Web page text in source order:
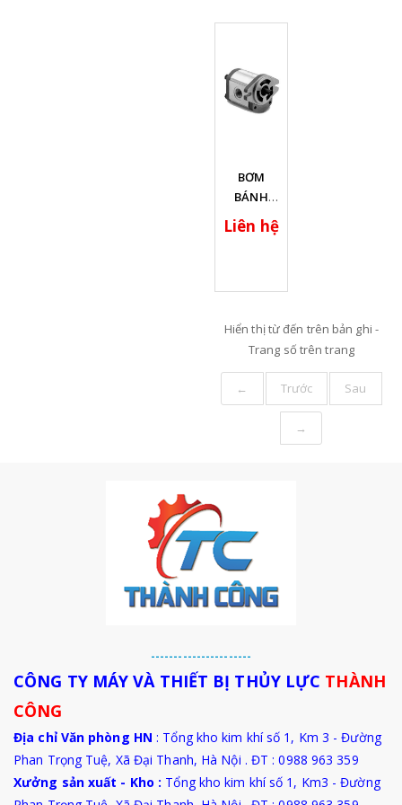
Xem chi
tiết
BƠM
BÁNH
RĂNG
DÒNG -
Liên hệ
Hiển thị từđến trên bản ghi -
Trang số trêntrang
← Trước Sau
→
----------------------
CÔNG TY MÁY VÀ THIẾT BỊ THỦY LỰC THÀNH
CÔNG
Địa chỉ Văn phòng HN: Tổng kho kim khí số 1, Km 3 - Đường
Phan Trọng Tuệ, Xã Đại Thanh, Hà Nội . ĐT : 0988 963 359
Xưởng sản xuất - Kho : Tổng kho kim khí số 1, Km3 - Đường